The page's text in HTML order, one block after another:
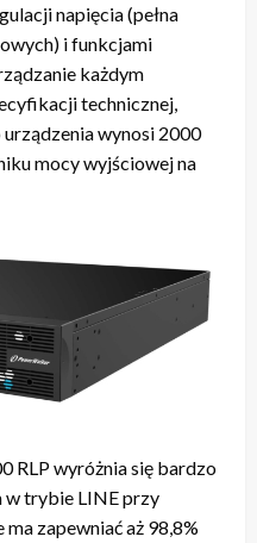
napięcia (pełna
i funkcjami
każdym
technicznej,
wynosi 2000
mocy wyjściowej na
RLP wyróżnia się bardzo
w trybie LINE przy
zapewniać aż 98,8%